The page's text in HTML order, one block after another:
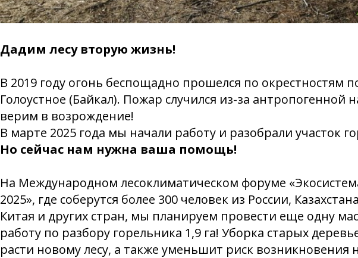
Дадим лесу вторую жизнь!
В 2019 году огонь беспощадно прошелся по окрестностям
Голоустное (Байкал). Пожар случился из-за антропогенной
верим в возрождение!
В марте 2025 года мы начали работу и разобрали участок
Но сейчас нам нужна ваша помощь!
На Международном лесоклиматическом форуме
2025», где соберутся более 300 человек из России,
Китая и других стран, мы планируем провести еще одну
работу по разбору горельника 1,9 га! Уборка старых
расти новому лесу, а также уменьшит риск возникновения